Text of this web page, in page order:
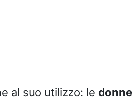
al suo utilizzo: le donne